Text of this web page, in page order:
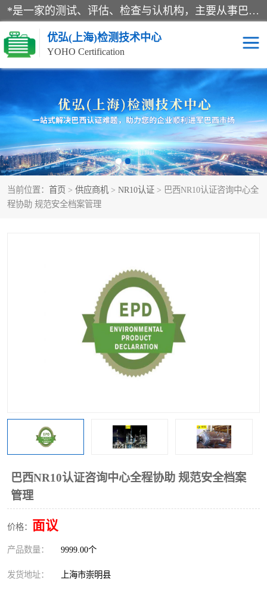
*是一家的测试、评估、检查与认机构，主要从事巴西NR10认证、NR12认证、NR13认证；ANATEL认证、INMTRO认证，欧盟CE认证：MD认证，PED认证，MID认证，ATEX认证，德国蓝色天使认证。
优弘(上海)检测技术中心
YOHO Certification
当前位置： 首页 > 供应商机 > NR10认证 > 巴西NR10认证咨询中心全
程协助 规范安全档案管理
巴西NR10认证咨询中心全程协助 规范安全档案
管理
价格： 面议
产品数量： 9999.00个
发货地址： 上海市崇明县
RECYCLASS认证 NR10认证
NR12认证 NR13认证
ART认证 巴西NR认证
巴西认证 RETIE认证